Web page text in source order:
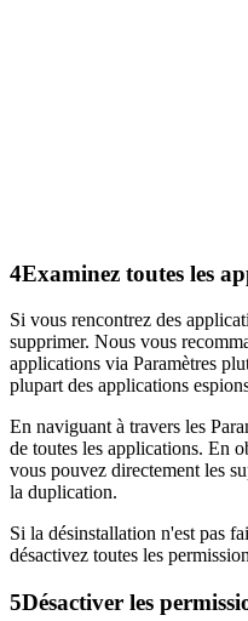
4Examinez toutes les
Si vous rencontrez des
supprimer. Nous vous
applications via Paramètres
plupart des applications
En naviguant à travers les
de toutes les applications. En
vous pouvez directement les
la duplication.
Si la désinstallation n'est pas
désactivez toutes les
5Désactiver les